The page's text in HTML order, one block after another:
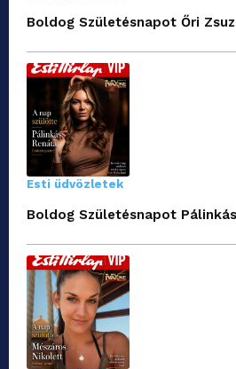
Boldog Születésnapot Őri
Esti üdvözletek
Boldog Születésnapot